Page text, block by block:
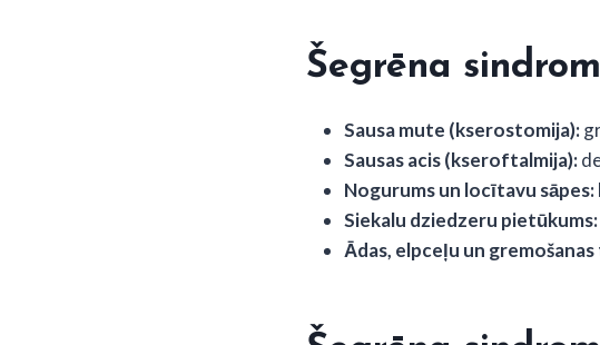
Šegrēna
Sausa mute (kserostomija):
Sausas acis (kseroftalmija):
Nogurums un locītavu sāpes:
Siekalu dziedzeru pietūkums:
Ādas, elpceļu un